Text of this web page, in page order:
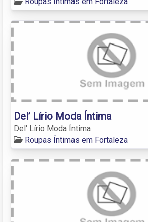
Del’ Lírio Moda Íntima
Del' Lírio Moda Íntima
Roupas Íntimas em Fortaleza